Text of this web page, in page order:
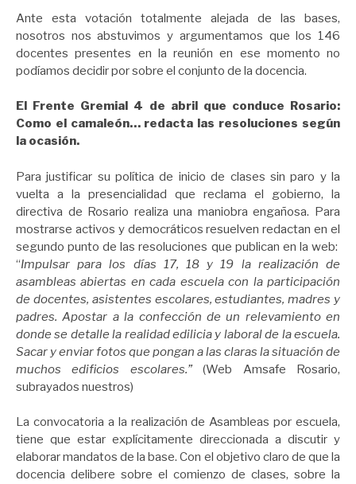
Ante esta votación totalmente alejada de las bases,
nosotros nos abstuvimos y argumentamos que los 146
docentes presentes en la reunión en ese momento no
podíamos decidir por sobre el conjunto de la docencia.
El Frente Gremial 4 de abril que conduce Rosario:
Como el camaleón… redacta las resoluciones según
la ocasión.
Para justificar su política de inicio de clases sin paro y la
vuelta a la presencialidad que reclama el gobierno, la
directiva de Rosario realiza una maniobra engañosa. Para
mostrarse activos y democráticos resuelven redactan en el
segundo punto de las resoluciones que publican en la web:
“Impulsar para los días 17, 18 y 19 la realización de
asambleas abiertas en cada escuela con la participación
de docentes, asistentes escolares, estudiantes, madres y
padres.Apostar a la confección de un relevamiento en
donde se detalle la realidad edilicia y laboral de la escuela.
Sacar y enviar fotos que pongan a las claras la situación de
muchos edificios escolares.”(Web Amsafe Rosario,
subrayados nuestros)
La convocatoria a la realización de Asambleas por escuela,
tiene que estar explícitamente direccionada a discutir y
elaborar mandatos de la base. Con el objetivo claro de que la
docencia delibere sobre el comienzo de clases, sobre la